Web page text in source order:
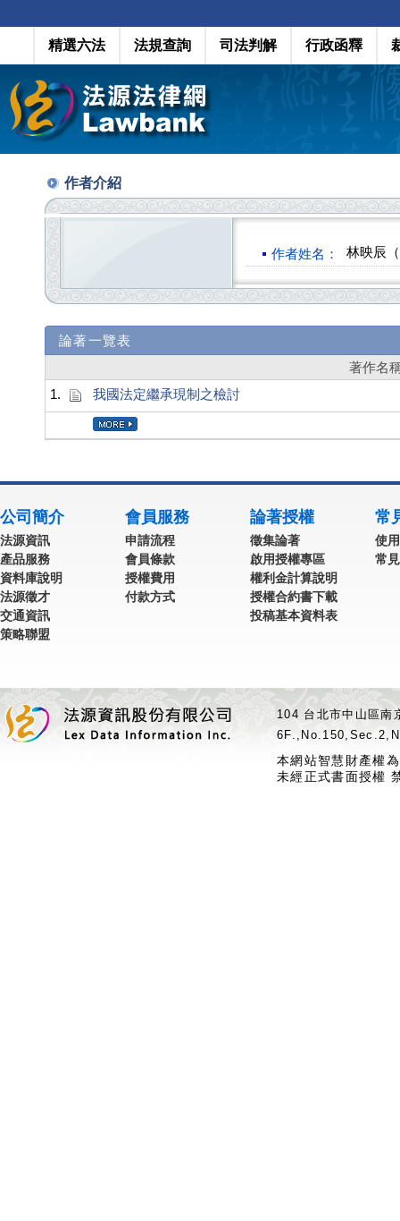
精選六法 法規查詢 司法判解 行政函釋
作者介紹
作者姓名： 林映辰
論著一覽表
著作名
1.
我國法定繼承現制之檢討
公司簡介
法源資訊
產品服務
資料庫說明
法源徵才
交通資訊
策略聯盟
會員服務
申請流程
會員條款
授權費用
付款方式
論著授權
徵集論著
啟用授權專區
權利金計算說明
授權合約書下載
投稿基本資料表
常
使
常
104 台北市中山區
本網站智慧財產權
未經正式書面授權